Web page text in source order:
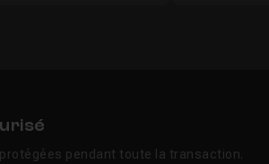
pendant toute la transaction.